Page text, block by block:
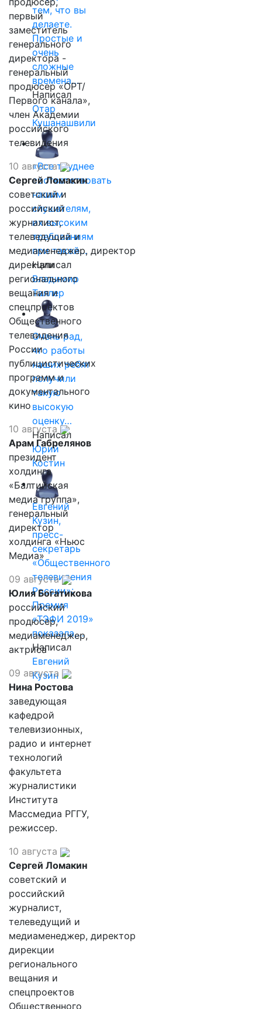
тем, что вы
делаете.
Простые и
очень
сложные
времена…
Написал
Отар
Кушанашвили
«Все труднее
соответствовать
нашим
слушателям,
их высоким
требованиям
при такой…
Написал
Владимир
Таллер
Очень рад,
что работы
наших ребят
получили
такую
высокую
оценку…
Написал
Юрий
Костин
Евгений
Кузин,
пресс-
секретарь
«Общественного
телевидения
России»:
Премия
«ТЭФИ 2019»
показала,…
Написал
Евгений
Кузин
первый
заместитель
генерального
директора -
генеральный
продюсер «ОРТ/
Первого канала»,
член Академии
российского
телевидения
10 августа
Сергей Ломакин
советский и
российский
журналист,
телеведущий и
медиаменеджер, директор
дирекции
регионального
вещания и
спецпроектов
Общественного
телевидения
России
публицистических
программ и
документального
кино
10 августа
Арам Габрелянов
президент
холдинга
«Балтийская
медиа группа»,
генеральный
директор
холдинга «Ньюс
Медиа»
09 августа
Юлия Богатикова
российский
продюсер,
медиаменеджер,
актриса
09 августа
Нина Ростова
заведующая
кафедрой
телевизионных,
радио и интернет
технологий
факультета
журналистики
Института
Массмедиа РГГУ,
режиссер.
10 августа
Сергей Ломакин
советский и
российский
журналист,
телеведущий и
медиаменеджер, директор
дирекции
регионального
вещания и
спецпроектов
Общественного